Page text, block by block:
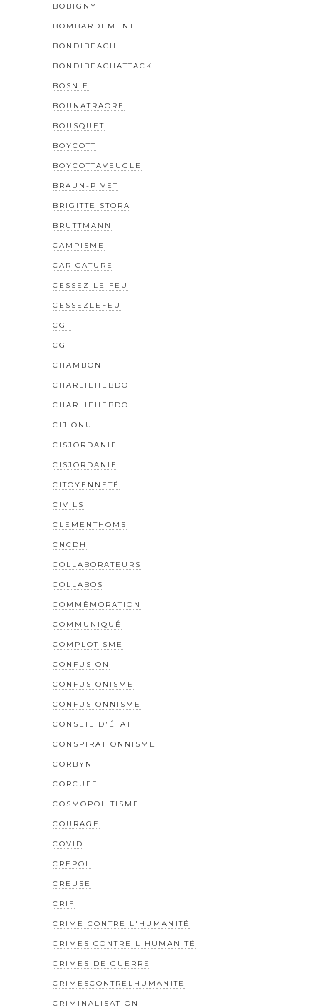
BOBIGNY
BOMBARDEMENT
BONDIBEACH
BONDIBEACHATTACK
BOSNIE
BOUNATRAORE
BOUSQUET
BOYCOTT
BOYCOTTAVEUGLE
BRAUN-PIVET
BRIGITTE STORA
BRUTTMANN
CAMPISME
CARICATURE
CESSEZ LE FEU
CESSEZLEFEU
CGT
CGT
CHAMBON
CHARLIEHEBDO
CHARLIEHEBDO
CIJ ONU
CISJORDANIE
CISJORDANIE
CITOYENNETÉ
CIVILS
CLEMENTHOMS
CNCDH
COLLABORATEURS
COLLABOS
COMMÉMORATION
COMMUNIQUÉ
COMPLOTISME
CONFUSION
CONFUSIONISME
CONFUSIONNISME
CONSEIL D'ÉTAT
CONSPIRATIONNISME
CORBYN
CORCUFF
COSMOPOLITISME
COURAGE
COVID
CREPOL
CREUSE
CRIF
CRIME CONTRE L'HUMANITÉ
CRIMES CONTRE L'HUMANITÉ
CRIMES DE GUERRE
CRIMESCONTRELHUMANITE
CRIMINALISATION